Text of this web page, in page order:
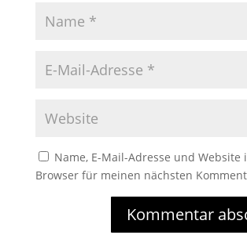
Name, E-Mail-Adresse und Website
Browser für meinen nächsten
Kommentar